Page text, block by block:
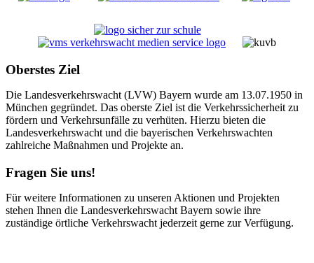
Oberstes Ziel
Die Landesverkehrswacht (LVW) Bayern wurde am 13.07.1950 in
München gegründet. Das oberste Ziel ist die Verkehrssicherheit zu
fördern und Verkehrsunfälle zu verhüten. Hierzu bieten die
Landesverkehrswacht und die bayerischen Verkehrswachten
zahlreiche Maßnahmen und Projekte an.
Fragen Sie uns!
Für weitere Informationen zu unseren Aktionen und Projekten
stehen Ihnen die Landesverkehrswacht Bayern sowie ihre
zuständige örtliche Verkehrswacht jederzeit gerne zur Verfügung.